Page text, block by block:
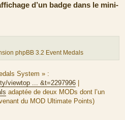
d’un badge dans le mini-
phpBB 3.2 Event Medals
System » :
viewtop ... &t=2297996
adaptée de deux MODs dont l’un
du MOD Ultimate Points)